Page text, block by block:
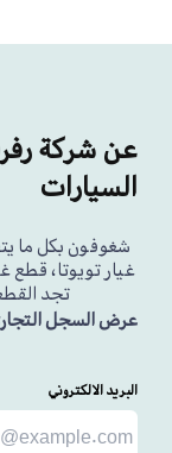
عن شركة
السيارات
شغوفون بكل ما
غيار تويوتا، قطع
تجد
عرض السجل
البريد الالكتروني